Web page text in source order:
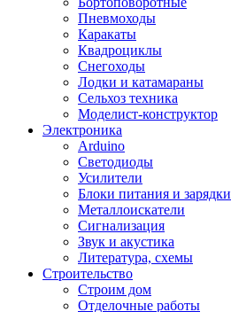
Пневмоходы
Каракаты
Квадроциклы
Снегоходы
Лодки и катамараны
Сельхоз техника
Моделист-конструктор
Электроника
Arduino
Светодиоды
Усилители
Блоки питания и зарядки
Металлоискатели
Сигнализация
Звук и акустика
Литература, схемы
Строительство
Строим дом
Отделочные работы